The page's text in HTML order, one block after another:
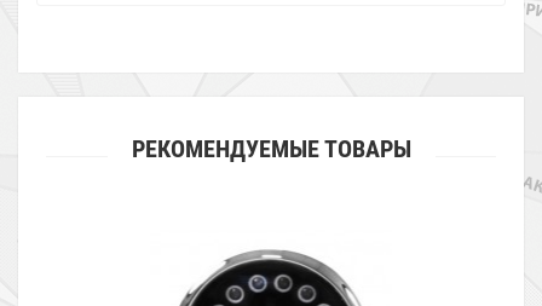
РЕКОМЕНДУЕМЫЕ ТОВАРЫ